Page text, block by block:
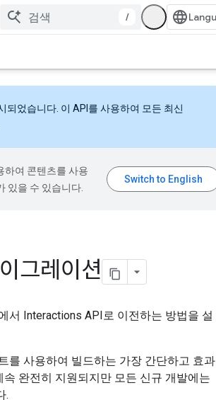
/
되었습니다. 이 API를 사용하여 모든 최신
하여 콘텐츠를 사용
있을 수 있습니다.
그레이션
서 Interactions API로 이전하는 방법을 설
를 사용하여 빌드하는 가장 간단하고 효과
속 완전히 지원되지만 모든 신규 개발에는
.